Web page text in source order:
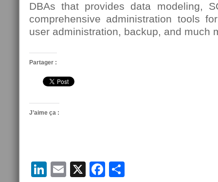
DBAs that provides data modeling,
comprehensive administration tools
user administration, backup, and much
Partager :
J’aime ça :
LinkedIn
Email
X Facebook